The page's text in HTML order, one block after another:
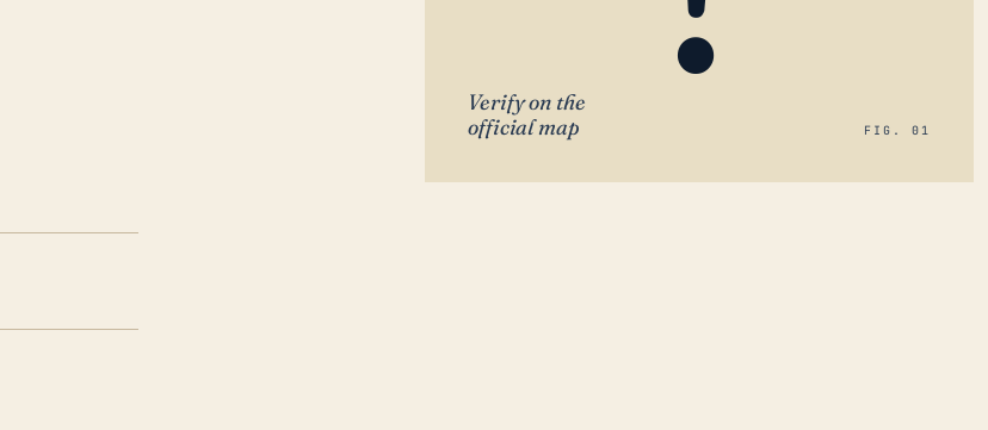
Verify on the
official map
FIG. 01